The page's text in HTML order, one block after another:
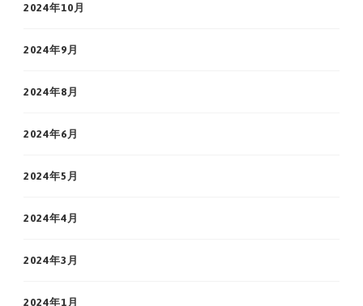
2024年10月
2024年9月
2024年8月
2024年6月
2024年5月
2024年4月
2024年3月
2024年1月